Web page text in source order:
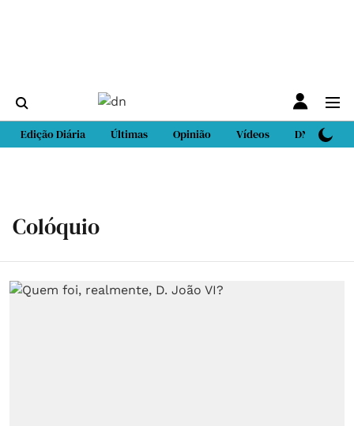
Edição Diária Últimas Opinião Vídeos DN Sport
Colóquio